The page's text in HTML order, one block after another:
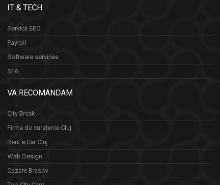
IT & TECH
Servicii SEO
Payroll
Software services
SFA
VA RECOMANDAM
City Break
Firma de curatenie Cluj
Rent a Car Cluj
Web Design
Cazare Brasov